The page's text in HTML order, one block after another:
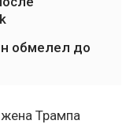
обмелел до
Трампа